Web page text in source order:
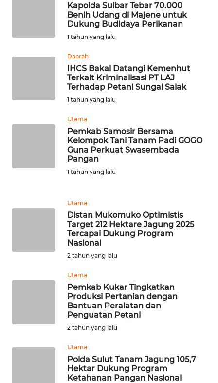
Kapolda Sulbar Tebar 70.000
Benih Udang di Majene untuk
Dukung Budidaya Perikanan
1 tahun yang lalu
Daerah
IHCS Bakal Datangi Kemenhut
Terkait Kriminalisasi PT LAJ
Terhadap Petani Sungai Salak
1 tahun yang lalu
Utama
Pemkab Samosir Bersama
Kelompok Tani Tanam Padi GOGO
Guna Perkuat Swasembada
Pangan
1 tahun yang lalu
Utama
Distan Mukomuko Optimistis
Target 212 Hektare Jagung 2025
Tercapai Dukung Program
Nasional
2 tahun yang lalu
Utama
Pemkab Kukar Tingkatkan
Produksi Pertanian dengan
Bantuan Peralatan dan
Penguatan Petani
2 tahun yang lalu
Utama
Polda Sulut Tanam Jagung 105,7
Hektar Dukung Program
Ketahanan Pangan Nasional
WN
SULTRA
SUMBAR